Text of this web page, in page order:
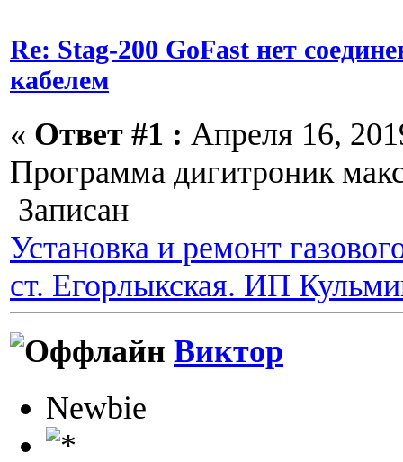
Re: Stag-200 GoFast нет
кабелем
« Ответ #1 : Апреля 16,
Программа дигитроник
Записан
Установка и ремонт
ст. Егорлыкская. ИП
Виктор
Newbie